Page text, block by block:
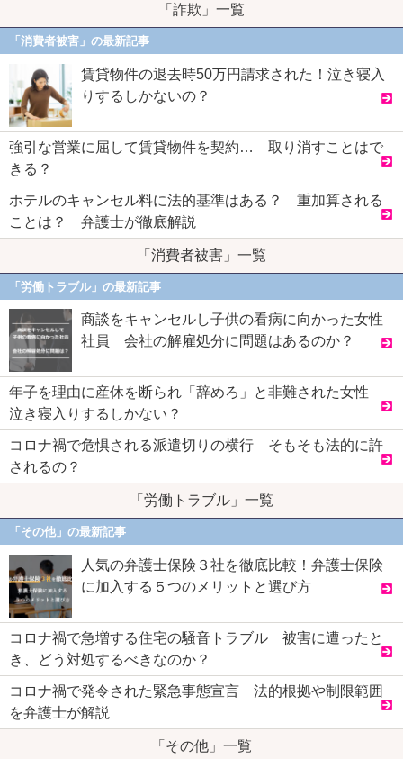
「詐欺」一覧
「消費者被害」の最新記事
賃貸物件の退去時50万円請求された！泣き寝入
りするしかないの？
強引な営業に屈して賃貸物件を契約… 取り消すことはで
きる？
ホテルのキャンセル料に法的基準はある？ 重加算される
ことは？ 弁護士が徹底解説
「消費者被害」一覧
「労働トラブル」の最新記事
商談をキャンセルし子供の看病に向かった女性
社員 会社の解雇処分に問題はあるのか？
年子を理由に産休を断られ「辞めろ」と非難された女性
泣き寝入りするしかない？
コロナ禍で危惧される派遣切りの横行 そもそも法的に許
されるの？
「労働トラブル」一覧
「その他」の最新記事
人気の弁護士保険３社を徹底比較！弁護士保険
に加入する５つのメリットと選び方
コロナ禍で急増する住宅の騒音トラブル 被害に遭ったと
き、どう対処するべきなのか？
コロナ禍で発令された緊急事態宣言 法的根拠や制限範囲
を弁護士が解説
「その他」一覧